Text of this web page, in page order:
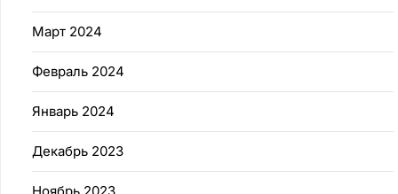
Март 2024
Февраль 2024
Январь 2024
Декабрь 2023